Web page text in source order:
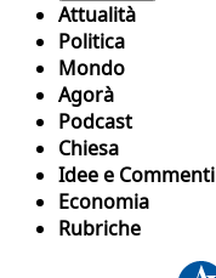
Attualità
Politica
Mondo
Agorà
Podcast
Chiesa
Idee e Commenti
Economia
Rubriche